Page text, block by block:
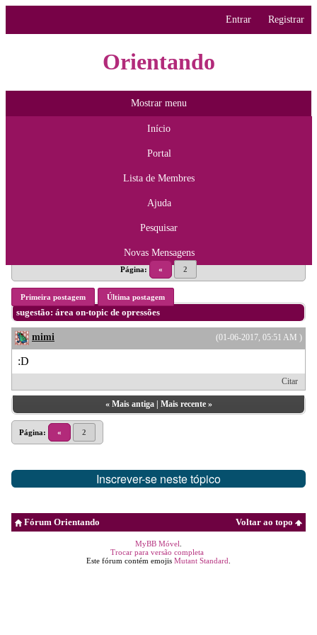
Entrar Registrar
Orientando
Mostrar menu
Início
Portal
Lista de Membres
Ajuda
Pesquisar
Novas Mensagens
Página: « 2
Primeira postagem Última postagem
sugestão: área on-topic de opressões
(01-06-2017, 05:51 AM )
mimi
:D
Citar
« Mais antiga| Mais recente»
Página: « 2
Inscrever-se neste tópico
Voltar ao topo
Fórum Orientando
MyBB Móvel
Trocar para versão completa
Este fórum contém emojis Mutant Standard